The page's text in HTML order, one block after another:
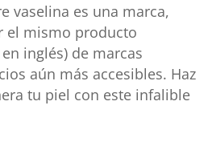
vaselina es una marca,
el mismo producto
inglés) de marcas
aún más accesibles. Haz
tu piel con este infalible